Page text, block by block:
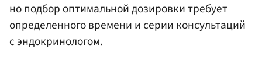
но подбор оптимальной дозировки требует
определенного времени и серии консультаций
с эндокринологом.